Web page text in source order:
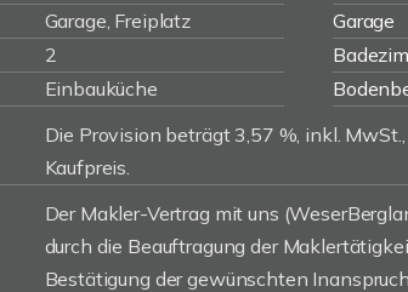
Garage, Freiplatz Garage
2
Einbauküche
Die Provision beträgt 3,57 %, inkl.
Kaufpreis.
Der Makler-Vertrag mit uns
durch die Beauftragung der
Bestätigung der gewünschten